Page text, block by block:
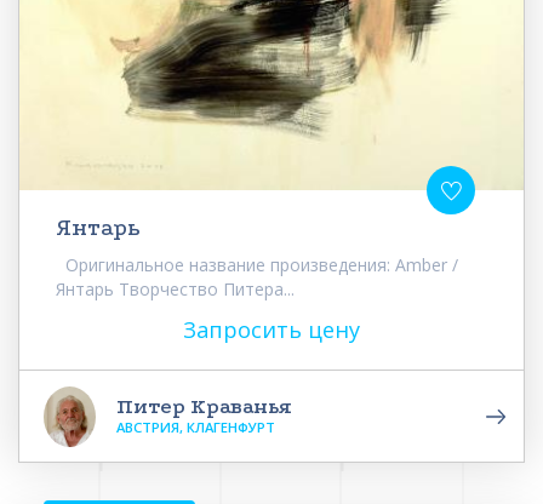
Янтарь
Оригинальное название произведения: Amber /
Янтарь Творчество Питера...
Запросить цену
Питер Краванья
АВСТРИЯ, КЛАГЕНФУРТ